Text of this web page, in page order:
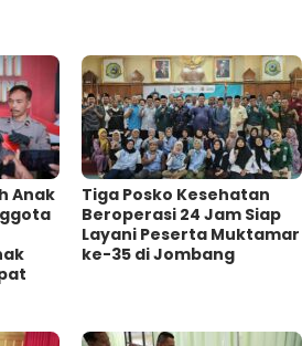
Anak
Tiga Posko Kesehatan
Beroperasi 24 Jam Siap
Layani Peserta Muktamar
ke-35 di Jombang